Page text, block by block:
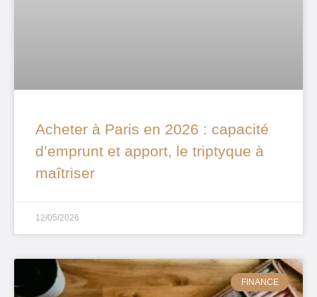
Acheter à Paris en 2026 : capacité
d’emprunt et apport, le triptyque à
maîtriser
12/05/2026
FINANCE